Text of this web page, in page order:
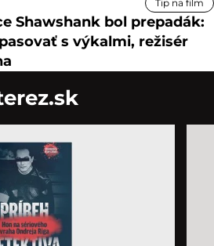
Tip na film
Shawshank bol prepadák:
s výkalmi, režisér